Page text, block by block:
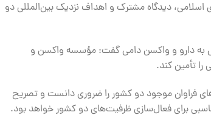
دیدگاه مشترک و اهداف نزدیک بین‌المللی دو
به دارو و واکسن دامی گفت: مؤسسه واکسن و
را تأمین کند.
فراوان موجود دو کشور را ضروری دانست و تصریح
برای فعال‌سازی ظرفیت‌های دو کشور خواهد بود.